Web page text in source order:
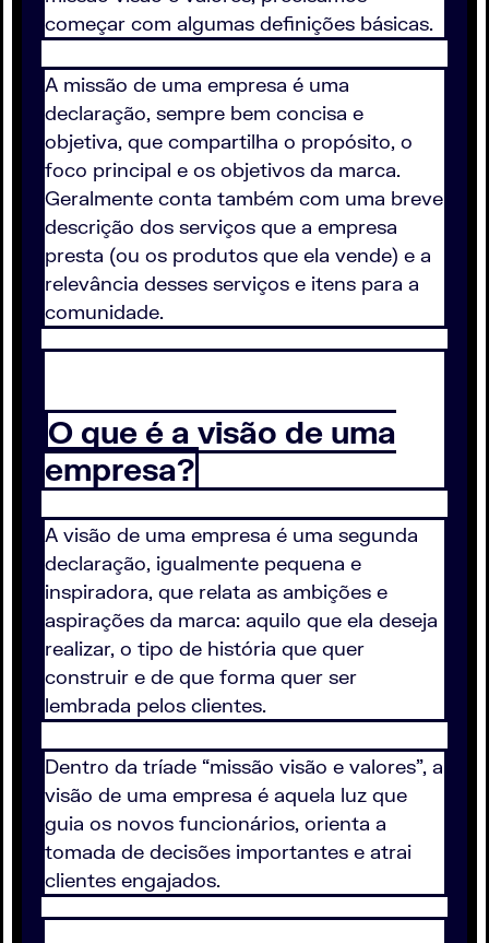
começar com algumas definições básicas.
A missão de uma empresa é uma
declaração, sempre bem concisa e
objetiva, que compartilha o propósito, o
foco principal e os objetivos da marca.
Geralmente conta também com uma breve
descrição dos serviços que a empresa
presta (ou os produtos que ela vende) e a
relevância desses serviços e itens para a
comunidade.
O que é a visão de uma
empresa?
A visão de uma empresa é uma segunda
declaração, igualmente pequena e
inspiradora, que relata as ambições e
aspirações da marca: aquilo que ela deseja
realizar, o tipo de história que quer
construir e de que forma quer ser
lembrada pelos clientes.
Dentro da tríade “missão visão e valores”, a
visão de uma empresa é aquela luz que
guia os novos funcionários, orienta a
tomada de decisões importantes e atrai
clientes engajados.